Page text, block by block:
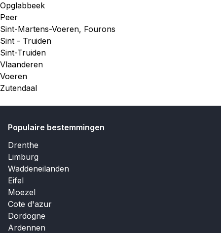
Opglabbeek
Peer
Sint-Martens-Voeren, Fourons
Sint - Truiden
Sint-Truiden
Vlaanderen
Voeren
Zutendaal
Populaire bestemmingen
Drenthe
Limburg
Waddeneilanden
Eifel
Moezel
Cote d'azur
Dordogne
Ardennen